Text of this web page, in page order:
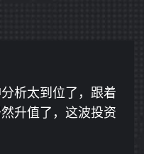
析太到位了，跟着
升值了，这波投资